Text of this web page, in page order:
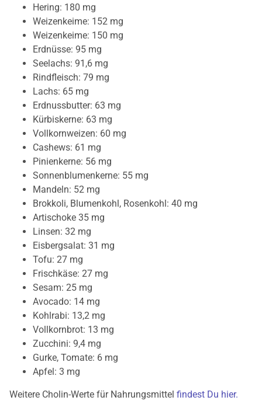
Hering: 180 mg
Weizenkeime: 152 mg
Weizenkeime: 150 mg
Erdnüsse: 95 mg
Seelachs: 91,6 mg
Rindfleisch: 79 mg
Lachs: 65 mg
Erdnussbutter: 63 mg
Kürbiskerne: 63 mg
Vollkornweizen: 60 mg
Cashews: 61 mg
Pinienkerne: 56 mg
Sonnenblumenkerne: 55 mg
Mandeln: 52 mg
Brokkoli, Blumenkohl, Rosenkohl: 40 mg
Artischoke 35 mg
Linsen: 32 mg
Eisbergsalat: 31 mg
Tofu: 27 mg
Frischkäse: 27 mg
Sesam: 25 mg
Avocado: 14 mg
Kohlrabi: 13,2 mg
Vollkornbrot: 13 mg
Zucchini: 9,4 mg
Gurke, Tomate: 6 mg
Apfel: 3 mg
Weitere Cholin-Werte für Nahrungsmittel findest Du hier.